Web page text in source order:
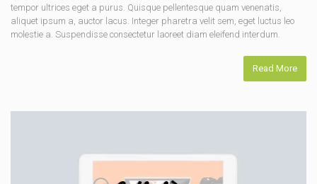
tempor ultrices eget a purus. Quisque pellentesque quam venenatis,
aliquet ipsum a, auctor lacus. Integer pharetra velit sem, eget luctus leo
molestie a. Suspendisse consectetur laoreet diam eleifend interdum.
Read More